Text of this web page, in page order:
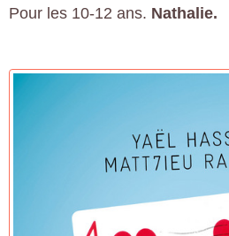
Pour les 10-12 ans. Nathalie.